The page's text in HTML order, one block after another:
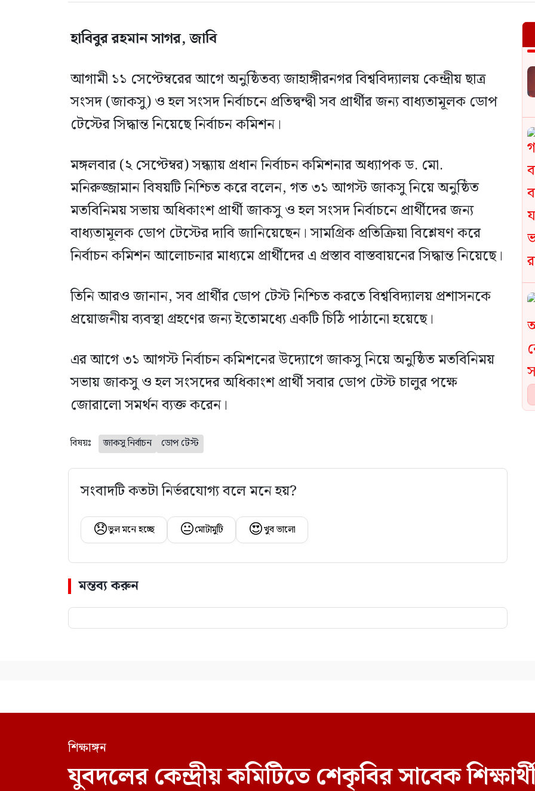
হাবিবুর রহমান সাগর, জাবি
আগামী ১১ সেপ্টেম্বরের আগে অনুষ্ঠিতব্য জাহাঙ্গীরনগর বিশ্ববিদ্যালয় কেন্দ্রীয় ছাত্র
সংসদ (জাকসু) ও হল সংসদ নির্বাচনে প্রতিদ্বন্দ্বী সব প্রার্থীর জন্য বাধ্যতামূলক ডোপ
টেস্টের সিদ্ধান্ত নিয়েছে নির্বাচন কমিশন।
মঙ্গলবার (২ সেপ্টেম্বর) সন্ধ্যায় প্রধান নির্বাচন কমিশনার অধ্যাপক ড. মো.
মনিরুজ্জামান বিষয়টি নিশ্চিত করে বলেন, গত ৩১ আগস্ট জাকসু নিয়ে অনুষ্ঠিত
মতবিনিময় সভায় অধিকাংশ প্রার্থী জাকসু ও হল সংসদ নির্বাচনে প্রার্থীদের জন্য
বাধ্যতামূলক ডোপ টেস্টের দাবি জানিয়েছেন। সামগ্রিক প্রতিক্রিয়া বিশ্লেষণ করে
নির্বাচন কমিশন আলোচনার মাধ্যমে প্রার্থীদের এ প্রস্তাব বাস্তবায়নের সিদ্ধান্ত নিয়েছে।
তিনি আরও জানান, সব প্রার্থীর ডোপ টেস্ট নিশ্চিত করতে বিশ্ববিদ্যালয় প্রশাসনকে
প্রয়োজনীয় ব্যবস্থা গ্রহণের জন্য ইতোমধ্যে একটি চিঠি পাঠানো হয়েছে।
এর আগে ৩১ আগস্ট নির্বাচন কমিশনের উদ্যোগে জাকসু নিয়ে অনুষ্ঠিত মতবিনিময়
সভায় জাকসু ও হল সংসদের অধিকাংশ প্রার্থী সবার ডোপ টেস্ট চালুর পক্ষে
জোরালো সমর্থন ব্যক্ত করেন।
বিষয়ঃ জাকসু নির্বাচন ডোপ টেস্ট
সংবাদটি কতটা নির্ভরযোগ্য বলে মনে হয়?
😞ভুল মনে হচ্ছে 😐মোটামুটি 😍খুব ভালো
মন্তব্য করুন
শিক্ষাঙ্গন
যুবদলের কেন্দ্রীয় কমিটিতে শেকৃবির সাবেক